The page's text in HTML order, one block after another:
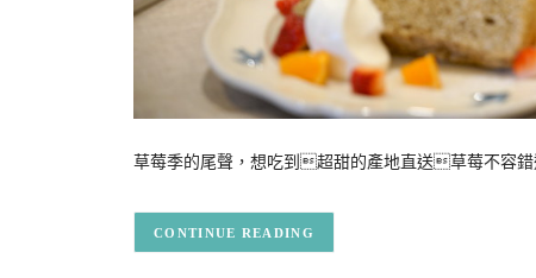
草莓季的尾聲，想吃到超甜的產地直送草莓不容
CONTINUE READING